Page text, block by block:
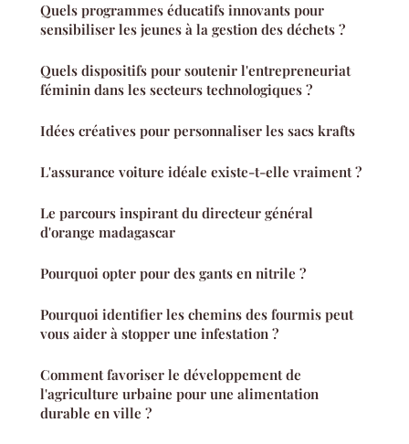
Quels programmes éducatifs innovants pour
sensibiliser les jeunes à la gestion des déchets ?
Quels dispositifs pour soutenir l'entrepreneuriat
féminin dans les secteurs technologiques ?
Idées créatives pour personnaliser les sacs krafts
L'assurance voiture idéale existe-t-elle vraiment ?
Le parcours inspirant du directeur général
d'orange madagascar
Pourquoi opter pour des gants en nitrile ?
Pourquoi identifier les chemins des fourmis peut
vous aider à stopper une infestation ?
Comment favoriser le développement de
l'agriculture urbaine pour une alimentation
durable en ville ?